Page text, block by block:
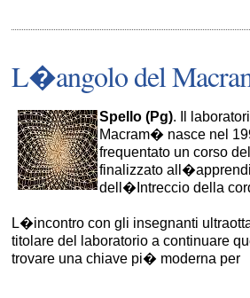
L�angolo del
Spello (Pg). Il
Macram� nasce nel
frequentato un corso
finalizzato
dell�Intreccio della
L�incontro con gli insegnanti
titolare del laboratorio a continuare
trovare una chiave pi� moderna per